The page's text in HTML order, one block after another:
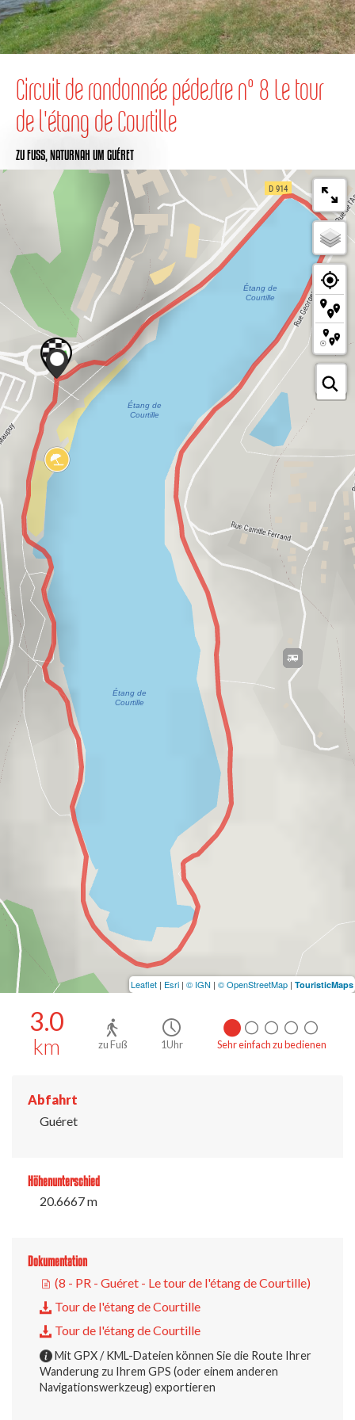
Circuit de randonnée pédestre n° 8 Le tour
de l'étang de Courtille
ZU FUSS,NATURNAH UM GUÉRET
3.0
km zu Fuß 1Uhr Sehr einfach zu bedienen
Abfahrt
Guéret
Höhenunterschied
20.6667 m
Dokumentation
(8 - PR - Guéret - Le tour de l'étang de Courtille)
Tour de l'étang de Courtille
Tour de l'étang de Courtille
Mit GPX / KML-Dateien können Sie die Route Ihrer
Wanderung zu Ihrem GPS (oder einem anderen
Navigationswerkzeug) exportieren
Leaflet | Esri | © IGN | © OpenStreetMap | TouristicMaps